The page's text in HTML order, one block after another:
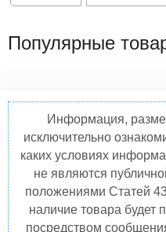
Популярные
Информация,
исключительно
каких условиях
не являются
положениями Статей
наличие товара
посредством